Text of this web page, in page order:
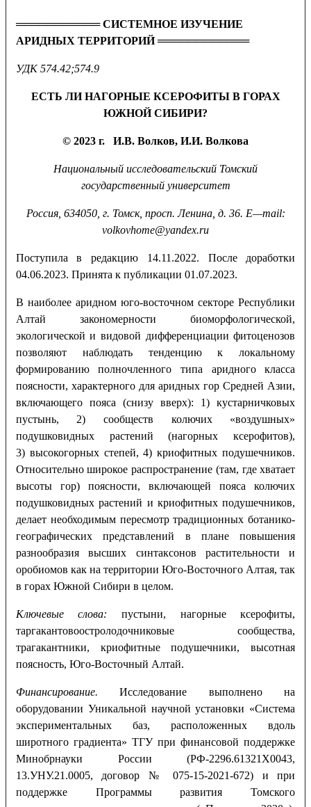
═══════════ СИСТЕМНОЕ ИЗУЧЕНИЕ
АРИДНЫХ ТЕРРИТОРИЙ ════════════
УДК 574.42;574.9
ЕСТЬ ЛИ НАГОРНЫЕ КСЕРОФИТЫ В ГОРАХ
ЮЖНОЙ СИБИРИ?
© 2023 г. И.В. Волков, И.И. Волкова
Национальный исследовательский Томский
государственный университет
Россия, 634050, г. Томск, просп. Ленина, д. 36. E—mail:
volkovhome@yandex.ru
Поступила в редакцию 14.11.2022. После доработки
04.06.2023. Принята к публикации 01.07.2023.
В наиболее аридном юго-восточном секторе Республики
Алтай закономерности биоморфологической,
экологической и видовой дифференциации фитоценозов
позволяют наблюдать тенденцию к локальному
формированию полночленного типа аридного класса
поясности, характерного для аридных гор Средней Азии,
включающего пояса (снизу вверх): 1) кустарничковых
пустынь, 2) сообществ колючих «воздушных»
подушковидных растений (нагорных ксерофитов),
3) высокогорных степей, 4) криофитных подушечников.
Относительно широкое распространение (там, где хватает
высоты гор) поясности, включающей пояса колючих
подушковидных растений и криофитных подушечников,
делает необходимым пересмотр традиционных ботанико-
географических представлений в плане повышения
разнообразия высших синтаксонов растительности и
оробиомов как на территории Юго-Восточного Алтая, так
в горах Южной Сибири в целом.
Ключевые слова: пустыни, нагорные ксерофиты,
таргакантовоостролодочниковые сообщества,
трагакантники, криофитные подушечники, высотная
поясность, Юго-Восточный Алтай.
Финансирование.Исследование выполнено на
оборудовании Уникальной научной установки «Система
экспериментальных баз, расположенных вдоль
широтного градиента» ТГУ при финансовой поддержке
Минобрнауки России (РФ-2296.61321Х0043,
13.УНУ.21.0005, договор № 075-15-2021-672) и при
поддержке Программы развития Томского